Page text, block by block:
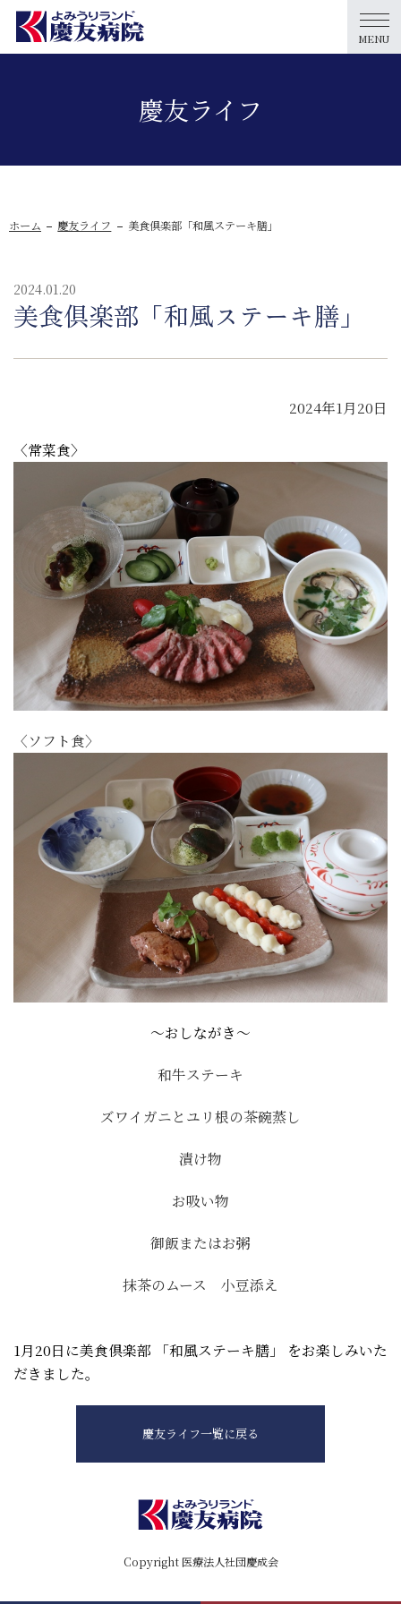
MENU
慶友ライフ
ホーム 慶友ライフ 美食倶楽部「和風ステーキ膳」
2024.01.20
美食倶楽部「和風ステーキ膳」
2024年1月20日
〈常菜食〉
〈ソフト食〉
～おしながき～
和牛ステーキ
ズワイガニとユリ根の茶碗蒸し
漬け物
お吸い物
御飯またはお粥
抹茶のムース 小豆添え
1月20日に美食倶楽部 「和風ステーキ膳」 をお楽しみいた
だきました。
慶友ライフ一覧に戻る
Copyright 医療法人社団慶成会